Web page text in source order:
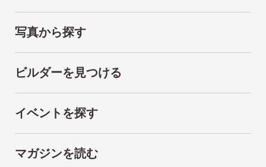
写真から探す
ビルダーを見つける
イベントを探す
マガジンを読む